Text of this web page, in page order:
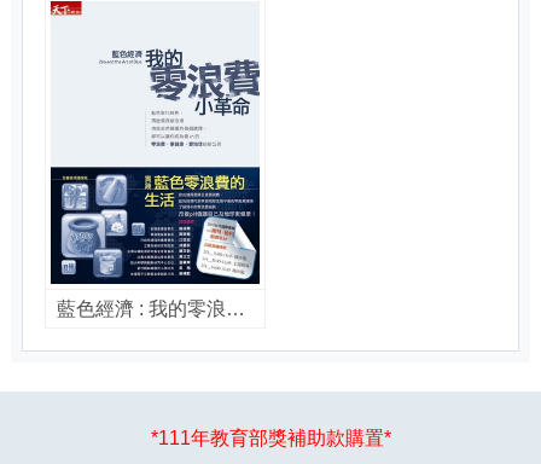
藍色經濟 : 我的零浪費小革命 / 剛特.鮑利(Gunter Pauli)著 ; 顏和正譯
*111年教育部獎補助款購置*